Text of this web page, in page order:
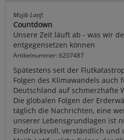
Mojib Latif:
Countdown
Unsere Zeit läuft ab - was wir
entgegensetzen können
Artikelnummer: 6207487
Spätestens seit der
Folgen des Klimawandels auch
Deutschland auf schmerzhafte
Die globalen Folgen der
täglich die Nachrichten, eine
unserer Lebensgrundlagen ist
Eindrucksvoll, verständlich und